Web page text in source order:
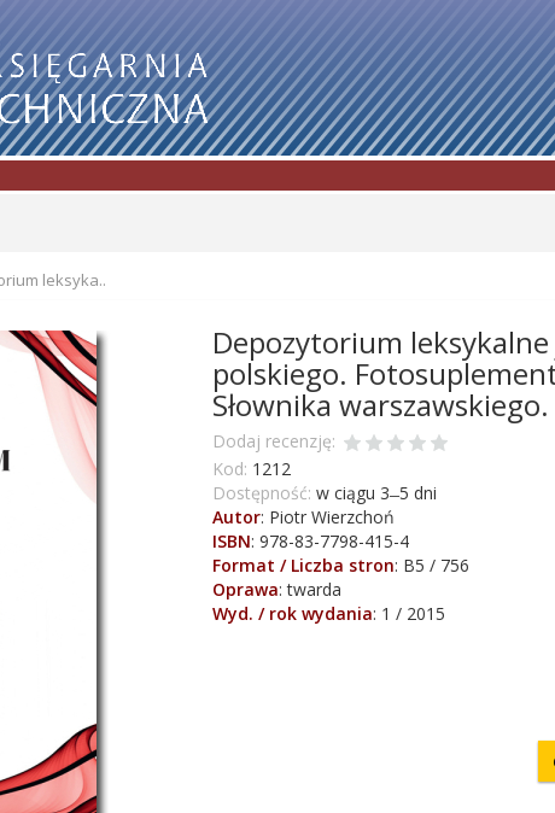
leksyka..
Depozytorium leksykalne
polskiego.
Słownika
Dodaj recenzję:
Kod: 1212
Dostępność: w ciągu 3 ̶ 5 dni
Autor: Piotr Wierzchoń
ISBN: 978-83-7798-415-4
Format / Liczba stron: B5 / 756
Oprawa: twarda
Wyd. / rok wydania: 1 / 2015